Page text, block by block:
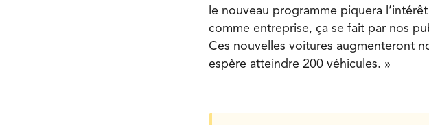
le nouveau programme piquera
comme entreprise, ça se fait par nos
Ces nouvelles voitures augmenteront
espère atteindre 200 véhicules. »